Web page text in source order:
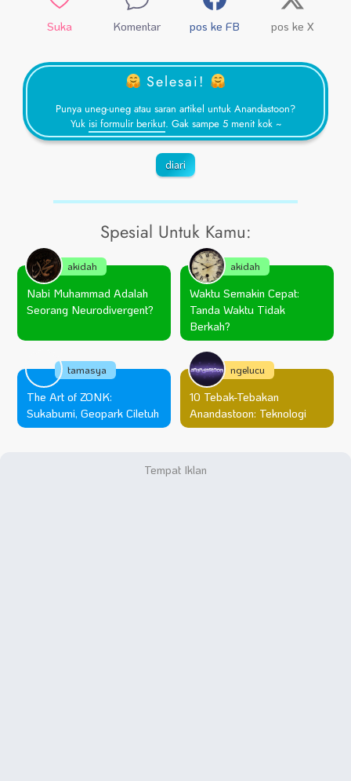
Suka Komentar pos ke FB pos ke X
Selesai!
Punya uneg-uneg atau saran artikel untuk Anandastoon?
Yuk isi formulir berikut. Gak sampe 5 menit kok ~
diari
Spesial Untuk Kamu:
Nabi Muhammad Adalah
Seorang Neurodivergent?
akidah
Waktu Semakin Cepat:
Tanda Waktu Tidak
Berkah?
akidah
The Art of ZONK:
Sukabumi, Geopark Ciletuh
tamasya
10 Tebak-Tebakan
Anandastoon: Teknologi
ngelucu